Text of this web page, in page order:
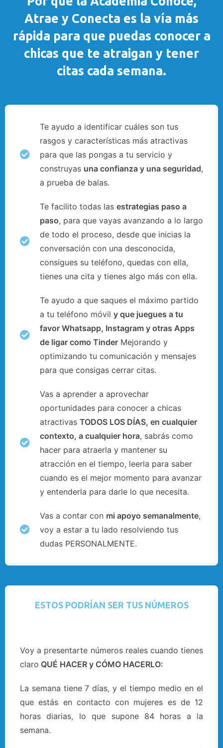
Atrae y Conecta es la vía más
rápida para que puedas conocer a
chicas que te atraigan y tener
citas cada semana.
Te ayudo a identificar cuáles son tus
rasgos y características más atractivas
para que las pongas a tu servicio y
construyas una confianza y una seguridad,
a prueba de balas.
Te facilito todas las estrategias paso a
paso, para que vayas avanzando a lo largo
de todo el proceso, desde que inicias la
conversación con una desconocida,
consigues su teléfono, quedas con ella,
tienes una cita y tienes algo más con ella.
Te ayudo a que saques el máximo partido
a tu teléfono móvil y que juegues a tu
favor Whatsapp, Instagram y otras Apps
de ligar como Tinder Mejorando y
optimizando tu comunicación y mensajes
para que consigas cerrar citas.
Vas a aprender a aprovechar
oportunidades para conocer a chicas
atractivas TODOS LOS DÍAS, en cualquier
contexto, a cualquier hora, sabrás como
hacer para atraerla y mantener su
atracción en el tiempo, leerla para saber
cuando es el mejor momento para avanzar
y entenderla para darle lo que necesita.
Vas a contar con mi apoyo semanalmente,
voy a estar a tu lado resolviendo tus
dudas PERSONALMENTE.
ESTOS PODRÍAN SER TUS NÚMEROS
Voy a presentarte números reales cuando tienes
claro QUÉ HACER y CÓMO HACERLO:
La semana tiene 7 días, y el tiempo medio en el
que estás en contacto con mujeres es de 12
horas diarias, lo que supone 84 horas a la
semana.